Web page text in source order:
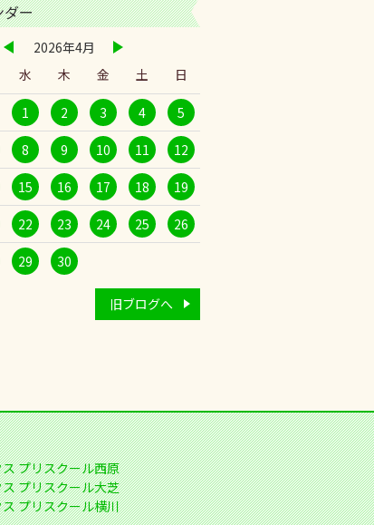
ダー
2026年4月
水 木 金 土 日
1 2 3 4 5
8 9 10 11 12
15 16 17 18 19
22 23 24 25 26
29 30
旧ブログへ
プリスクール西原
プリスクール大芝
プリスクール横川